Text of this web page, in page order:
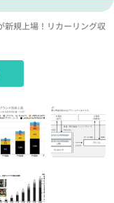
新規上場！リカーリング収